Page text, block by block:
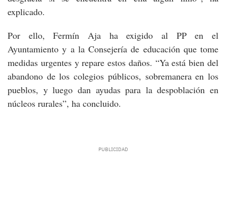
explicado.
Por ello, Fermín Aja ha exigido al PP en el
Ayuntamiento y a la Consejería de educación que tome
medidas urgentes y repare estos daños. “Ya está bien del
abandono de los colegios públicos, sobremanera en los
pueblos, y luego dan ayudas para la despoblación en
núcleos rurales”, ha concluido.